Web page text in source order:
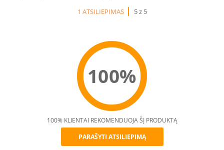
1 ATSILIEPIMAS
5 z 5
100%
100% KLIENTAI REKOMENDUOJA ŠĮ PRODUKTĄ
PARAŠYTI ATSILIEPIMĄ